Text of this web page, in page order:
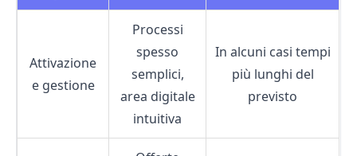
Attivazione
e gestione
Processi
spesso
semplici,
area digitale
intuitiva
In alcuni casi tempi
più lunghi del
previsto